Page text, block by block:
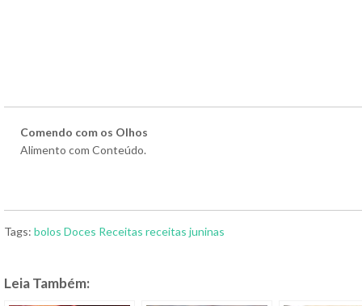
Comendo com os Olhos
Alimento com Conteúdo.
Tags: bolos Doces Receitas receitas juninas
Leia Também: